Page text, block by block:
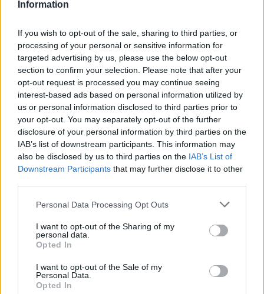
Information
If you wish to opt-out of the sale, sharing to third parties, or
processing of your personal or sensitive information for
targeted advertising by us, please use the below opt-out
section to confirm your selection. Please note that after your
opt-out request is processed you may continue seeing
interest-based ads based on personal information utilized by
us or personal information disclosed to third parties prior to
your opt-out. You may separately opt-out of the further
disclosure of your personal information by third parties on the
IAB’s list of downstream participants. This information may
also be disclosed by us to third parties on the IAB’s List of
Downstream Participants that may further disclose it to other
Personal Data Processing Opt Outs
I want to opt-out of the Sharing of my
personal data.
Opted In
I want to opt-out of the Sale of my
Personal Data.
Opted In
Commentaires
Dire «merci» pour cette traduction Corriger une erreur